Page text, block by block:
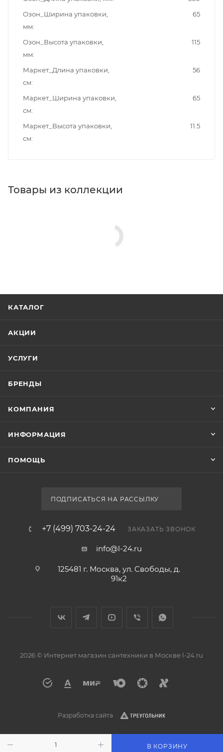
В КОРЗИНУ
Озон_Ширина упаковки,
мм
65
Озон_Высота упаковки,
мм
115
Маркет_Длина упаковки,
см
56
Маркет_Ширина упаковки,
см
65
Маркет_Высота упаковки,
см
11.5
Товары из коллекции
КАТАЛОГ
АКЦИИ
УСЛУГИ
БРЕНДЫ
КОМПАНИЯ
ИНФОРМАЦИЯ
ПОМОЩЬ
ПОДПИСАТЬСЯ НА РАССЫЛКУ
+7 (499) 703-24-24 ЗАКАЗАТЬ ЗВОНОК
info@l-24.ru
125481 г. Москва, ул. Свободы, д.
91к2
2026 © Интернет магазин сантехники в Москве l-24.ru
Разработка сайта